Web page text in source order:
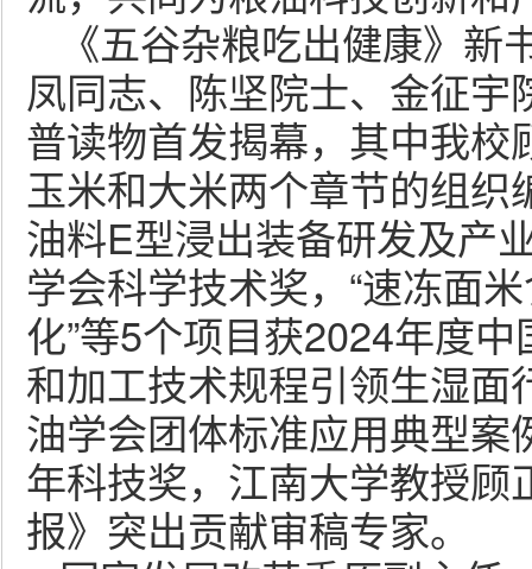
《五谷杂粮吃出健康》
凤同志、陈坚院士、金征
普读物首发揭幕，其中我
玉米和大米两个章节的组织
油料E型浸出装备研发及产
学会科学技术奖，“速冻面
化”等5个项目获2024年度
和加工技术规程引领生湿面
油学会团体标准应用典型
年科技奖，江南大学教授
报》突出贡献审稿专家。